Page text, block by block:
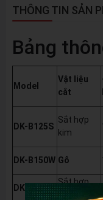
THÔNG TIN SẢN
Bảng
Model
Vật liệu
cắt
DK-B125S
Sắt hợp
kim
DK-B150W Gỗ
DK-B150S
Sắt hợp
kim